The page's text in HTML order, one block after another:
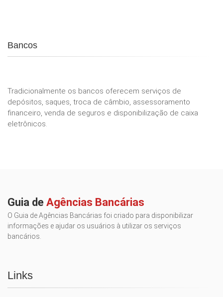
Bancos
Tradicionalmente os bancos oferecem serviços de
depósitos, saques, troca de câmbio, assessoramento
financeiro, venda de seguros e disponibilização de caixa
eletrônicos.
Guia de Agências Bancárias
O Guia de Agências Bancárias foi criado para disponibilizar
informações e ajudar os usuários à utilizar os serviços
bancários.
Links